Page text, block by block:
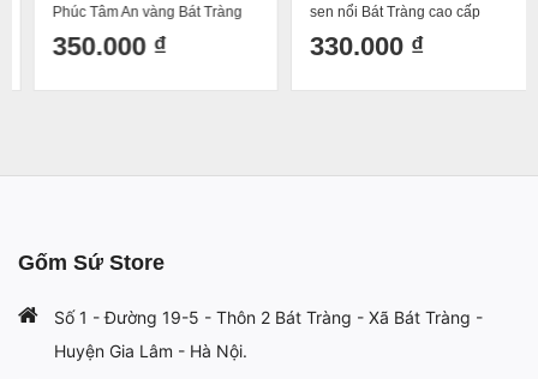
Phúc Tâm An vàng Bát Tràng
350.000 ₫
sen nổi Bát Tràng cao cấp
H28x10x14cm
330.000 ₫
Gốm Sứ Store
Số 1 - Đường 19-5 - Thôn 2 Bát Tràng - Xã Bát Tràng -
Huyện Gia Lâm - Hà Nội.